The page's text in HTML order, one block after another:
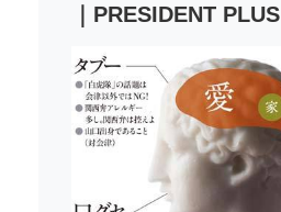
｜PRESIDENT PLUS